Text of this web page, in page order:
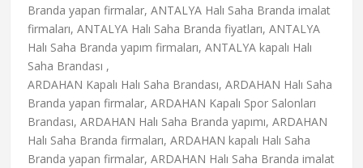
Branda yapan firmalar, ANTALYA Halı Saha Branda imalat
firmaları, ANTALYA Halı Saha Branda fiyatları, ANTALYA
Halı Saha Branda yapım firmaları, ANTALYA kapalı Halı
Saha Brandası ,
ARDAHAN Kapalı Halı Saha Brandası, ARDAHAN Halı Saha
Branda yapan firmalar, ARDAHAN Kapalı Spor Salonları
Brandası, ARDAHAN Halı Saha Branda yapımı, ARDAHAN
Halı Saha Branda firmaları, ARDAHAN kapalı Halı Saha
Branda yapan firmalar, ARDAHAN Halı Saha Branda imalat